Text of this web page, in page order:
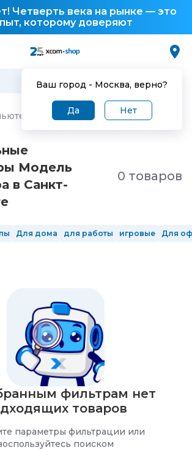
Четверть века на рынке — это
которому доверяют
Ваш город - Москва, верно?
Да Нет
и ноутбуки Персональные
Модель
в Санкт-
0 товаров
Для дома для работы игровые Для
фильтрам нет
товаров
параметры фильтрации или
поиском